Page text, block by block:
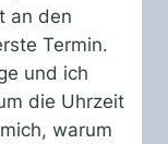
an den
Termin.
und ich
die Uhrzeit
warum